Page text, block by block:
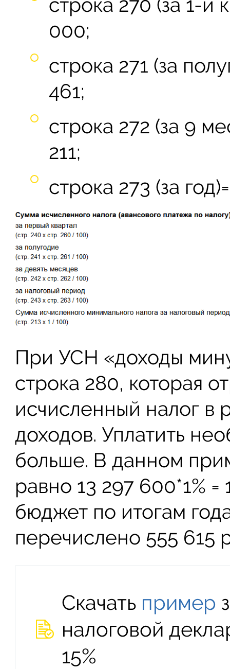
строка 270 (за 1-й
000;
строка 271 (за
461;
строка 272 (за 9
211;
строка 273 (за
При УСН «доходы
строка 280, которая
исчисленный налог в
доходов. Уплатить
больше. В данном
равно 13 297 600*1%
бюджет по итогам
перечислено 555 615
Скачать пример
налоговой
15%